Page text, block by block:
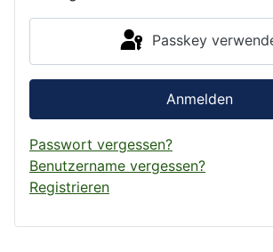
Passkey
Anmelden
Passwort vergessen?
Benutzername vergessen?
Registrieren